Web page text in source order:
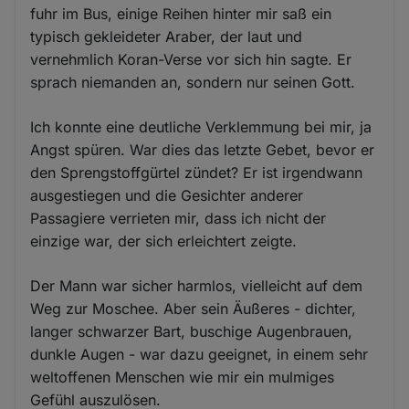
fuhr im Bus, einige Reihen hinter mir saß ein
typisch gekleideter Araber, der laut und
vernehmlich Koran-Verse vor sich hin sagte. Er
sprach niemanden an, sondern nur seinen Gott.
Ich konnte eine deutliche Verklemmung bei mir, ja
Angst spüren. War dies das letzte Gebet, bevor er
den Sprengstoffgürtel zündet? Er ist irgendwann
ausgestiegen und die Gesichter anderer
Passagiere verrieten mir, dass ich nicht der
einzige war, der sich erleichtert zeigte.
Der Mann war sicher harmlos, vielleicht auf dem
Weg zur Moschee. Aber sein Äußeres - dichter,
langer schwarzer Bart, buschige Augenbrauen,
dunkle Augen - war dazu geeignet, in einem sehr
weltoffenen Menschen wie mir ein mulmiges
Gefühl auszulösen.